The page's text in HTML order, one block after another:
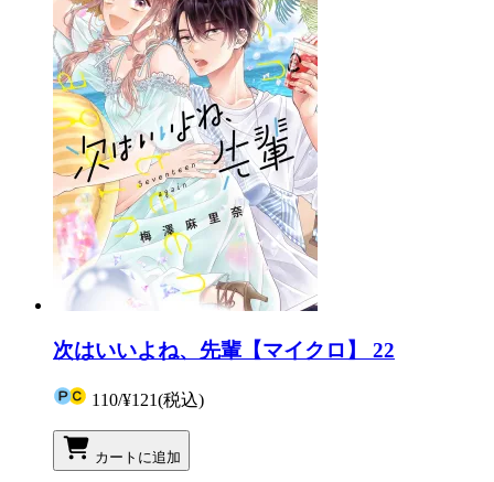
次はいいよね、先輩【マイクロ】 22
110/¥121(税込)
カートに追加